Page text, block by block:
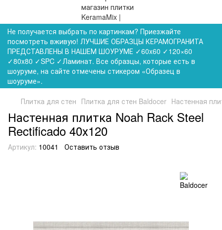
Не получается выбрать по картинкам? Приезжайте
посмотреть вживую! ЛУЧШИЕ ОБРАЗЦЫ КЕРАМОГРАНИТА
ПРЕДСТАВЛЕНЫ В НАШЕМ ШОУРУМЕ ✓60x60 ✓120×60
✓80x80 ✓SPC ✓Ламинат. Все образцы, которые есть в
шоуруме, на сайте отмечены стикером «Образец в
шоуруме».
Плитка для стен Плитка для стен Baldocer Настенная
Настенная плитка Noah Rack Steel
Rectificado 40х120
Артикул: 10041 Оставить отзыв